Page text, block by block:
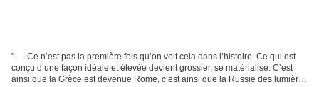
" — Ce n’est pas la première fois qu’on voit cela dans l’histoire. Ce qui est
conçu d’une façon idéale et élevée devient grossier, se matérialise. C’est
ainsi que la Grèce est devenue Rome, c’est ainsi que la Russie des lumières